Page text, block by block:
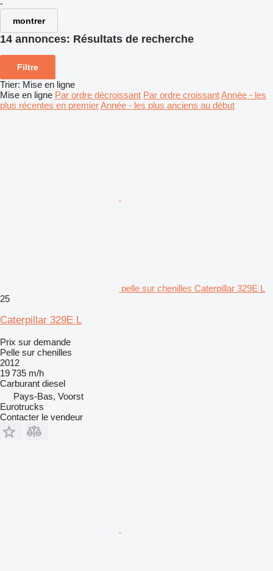
-
montrer
14 annonces: Résultats de recherche
Filtre
Trier: Mise en ligne
Mise en ligne Par ordre décroissant Par ordre croissantAnnée - les
plus récentes en premierAnnée - les plus anciens au début
pelle sur chenilles Caterpillar 329E L
25
Caterpillar 329E L
Prix sur demande
Pelle sur chenilles
2012
19 735 m/h
Carburant diesel
Pays-Bas, Voorst
Eurotrucks
Contacter le vendeur